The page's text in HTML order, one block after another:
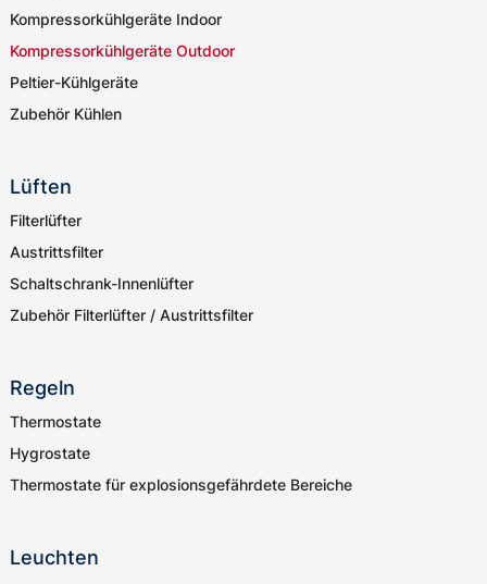
Kompressorkühlgeräte Indoor
Kompressorkühlgeräte Outdoor
Peltier-Kühlgeräte
Zubehör Kühlen
Lüften
Filterlüfter
Austrittsfilter
Schaltschrank-Innenlüfter
Zubehör Filterlüfter / Austrittsfilter
Regeln
Thermostate
Hygrostate
Thermostate für explosionsgefährdete Bereiche
Leuchten